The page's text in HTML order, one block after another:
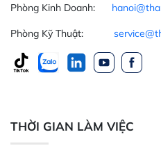
Phòng Kinh Doanh:
Phòng Kỹ Thuật:
THỜI GIAN LÀM VIỆC